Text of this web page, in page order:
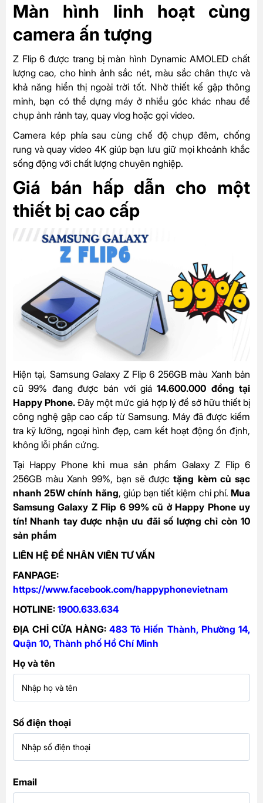
Màn hình linh hoạt cùng
camera ấn tượng
Z Flip 6 được trang bị màn hình Dynamic AMOLED chất
lượng cao, cho hình ảnh sắc nét, màu sắc chân thực và
khả năng hiển thị ngoài trời tốt. Nhờ thiết kế gập thông
minh, bạn có thể dựng máy ở nhiều góc khác nhau để
chụp ảnh rảnh tay, quay vlog hoặc gọi video.
Camera kép phía sau cùng chế độ chụp đêm, chống
rung và quay video 4K giúp bạn lưu giữ mọi khoảnh khắc
sống động với chất lượng chuyên nghiệp.
Giá bán hấp dẫn cho một
thiết bị cao cấp
Hiện tại, Samsung Galaxy Z Flip 6 256GB màu Xanh bản
cũ 99% đang được bán với giá14.600.000 đồng tại
Happy Phone.Đây một mức giá hợp lý để sở hữu thiết bị
công nghệ gập cao cấp từ Samsung. Máy đã được kiểm
tra kỹ lưỡng, ngoại hình đẹp, cam kết hoạt động ổn định,
không lỗi phần cứng.
Tại Happy Phone khi mua sản phẩm Galaxy Z Flip 6
256GB màu Xanh 99%, bạn sẽ đượctặng kèm củ sạc
nhanh 25W chính hãng, giúp bạn tiết kiệm chi phí.Mua
Samsung Galaxy Z Flip 6 99% cũ ở Happy Phone uy
tín! Nhanh tay được nhận ưu đãi số lượng chỉ còn 10
sản phẩm
LIÊN HỆ ĐỂ NHÂN VIÊN TƯ VẤN
FANPAGE:
https://www.facebook.com/happyphonevietnam
HOTLINE: 1900.633.634
ĐỊA CHỈ CỬA HÀNG: 483 Tô Hiến Thành, Phường 14,
Quận 10, Thành phố Hồ Chí Minh
Họ và tên
Số điện thoại
Email